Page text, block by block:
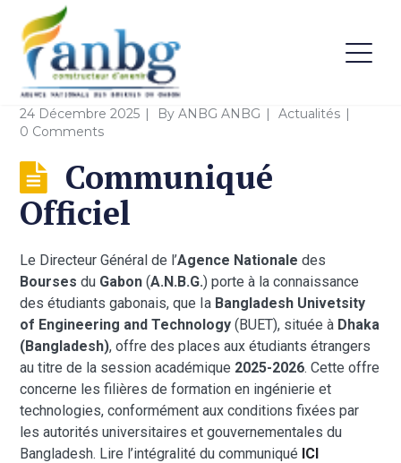
24 Décembre 2025 ByANBG ANBG
Actualités
0 Comments
Communiqué
Officiel
Le Directeur Général de l’Agence Nationaledes
Boursesdu Gabon (A.N.B.G.) porte à la connaissance
des étudiants gabonais, que Ia Bangladesh Univetsity
of Engineering and Technology (BUET), située à Dhaka
(Bangladesh), offre des places aux étudiants étrangers
au titre de la session académique 2025-2026. Cette offre
concerne les filières de formation en ingénierie et
technologies, conformément aux conditions fixées par
les autorités universitaires et gouvernementales du
Bangladesh. Lire l’intégralité du communiqué ICI